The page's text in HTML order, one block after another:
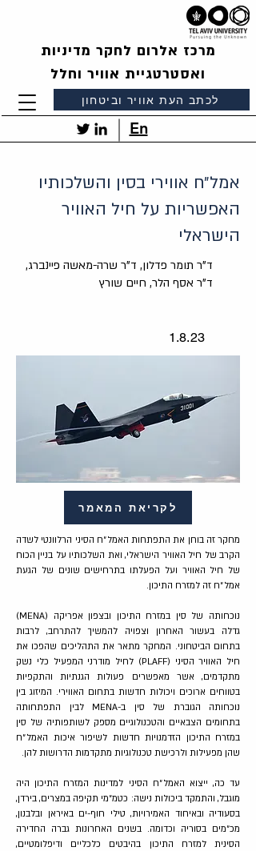
לכתב העת אוויר וביטחון
מרכז אלרום לחקר מדיניות
ואסטרטגיית אוויר וחלל
En
אמל״ח אווירי בסין והשלכותיו
האפשריות על חיל האוויר
הישראלי
ד"ר תומר פדלון, ד"ר שרה-מאשה פיינברג,
ד"ר אסף הלר, חיים שורץ
1.8.23
לקריאת המאמר
מחקר זה בוחן את התפתחות האמל״ח הסיני הרלוונטי לשדה
הקרב של חיל האוויר הישראלי, ואת השלכותיו על בניין הכוח
של חיל האוויר ועל הפעלתו בתרחישים שונים של הגעת
אמל״ח זה למזרח התיכון.
נוכחותה של סין במזרח התיכון ובצפון אפריקה (MENA)
גדלה בעשור האחרון וצפויה להמשיך להתרחב, לרבות
בתחום הביטחוני. המחקר מתאר את התהליכים שהפכו את
חיל האוויר הסיני (PLAFF) לחיל מודרני המפעיל כלי נשק
מתקדמים, אשר מאפשרים פעולות הגנתיות והתקפיות
בטווחים ארוכים ויכולות חדשות בתחום האווירי. המיזוג בין
נוכחותה הגוברת של סין ב-MENA לבין התפתחותה
בתחומים הצבאיים והטכנולוגיים מספק לשותפותיה של סין
במזרח התיכון הזדמנויות חדשות לשיפור איכות האמל״ח
שהן מפעילות ולרכישת טכנולוגיות מתקדמות הדרושות להן.
עד כה, ייצוא האמל״ח הסיני למדינות המזרח התיכון היה
מוגבל, והתמקד ביכולות נישה: כטמ״מי תקיפה במצרים, בירדן,
בסעודיה ובאיחוד האמירויות, טילי חוף-ים באיראן ובלבנון,
מכ״מים בסוריה וכדומה. בשנים האחרונות גברה החדירה
הסינית למזרח התיכון בהיבטים כלכליים ודיפלומטיים,